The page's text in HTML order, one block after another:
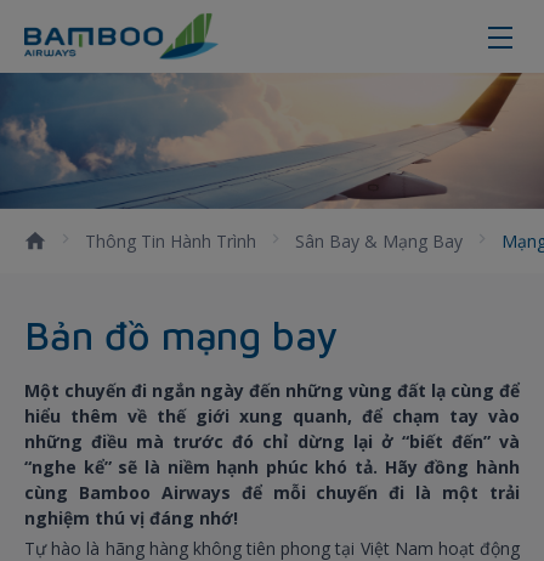
Khám phá mạng lưới đường bay
Thông Tin Hành Trình Sân Bay & Mạng Bay
Bản đồ mạng bay
Một chuyến đi ngắn ngày đến những vùng đất lạ cùng để
hiểu thêm về thế giới xung quanh, để chạm tay vào
những điều mà trước đó chỉ dừng lại ở “biết đến” và
“nghe kể” sẽ là niềm hạnh phúc khó tả. Hãy đồng hành
cùng Bamboo Airways để mỗi chuyến đi là một trải
nghiệm thú vị đáng nhớ!
Tự hào là hãng hàng không tiên phong tại Việt Nam hoạt động